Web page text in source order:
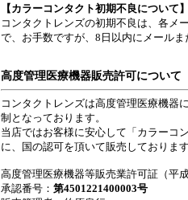
【カラーコンタクト初期不良について】
コンタクトレンズの初期不良は、各メ
で、お手数ですが、8日以内にメールま
高度管理医療機器販売許可について
コンタクトレンズは高度管理医療機器
制となっております。
当店ではお客様に安心して「カラーコ
に、国の認可を頂いて販売しておりま
高度管理医療機器等販売業許可証（平成
承認番号： 第4501221400003号